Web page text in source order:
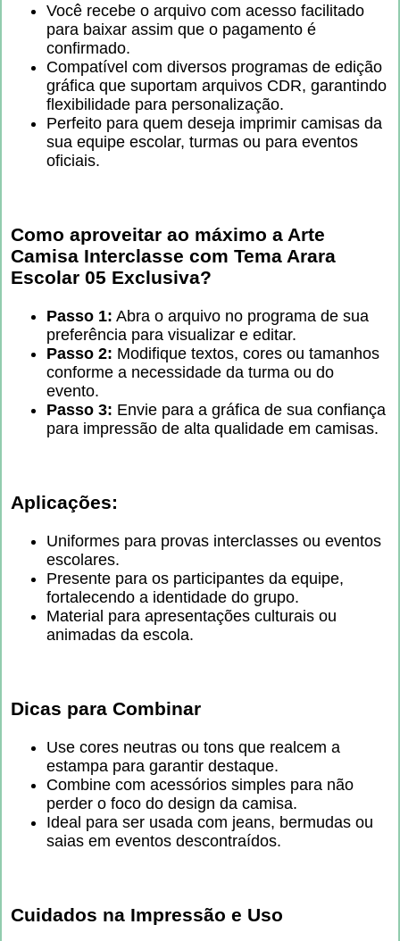
Você recebe o arquivo com acesso facilitado
para baixar assim que o pagamento é
confirmado.
Compatível com diversos programas de edição
gráfica que suportam arquivos CDR, garantindo
flexibilidade para personalização.
Perfeito para quem deseja imprimir camisas da
sua equipe escolar, turmas ou para eventos
oficiais.
Como aproveitar ao máximo a Arte
Camisa Interclasse com Tema Arara
Escolar 05 Exclusiva?
Passo 1: Abra o arquivo no programa de sua
preferência para visualizar e editar.
Passo 2: Modifique textos, cores ou tamanhos
conforme a necessidade da turma ou do
evento.
Passo 3: Envie para a gráfica de sua confiança
para impressão de alta qualidade em camisas.
Aplicações:
Uniformes para provas interclasses ou eventos
escolares.
Presente para os participantes da equipe,
fortalecendo a identidade do grupo.
Material para apresentações culturais ou
animadas da escola.
Dicas para Combinar
Use cores neutras ou tons que realcem a
estampa para garantir destaque.
Combine com acessórios simples para não
perder o foco do design da camisa.
Ideal para ser usada com jeans, bermudas ou
saias em eventos descontraídos.
Cuidados na Impressão e Uso